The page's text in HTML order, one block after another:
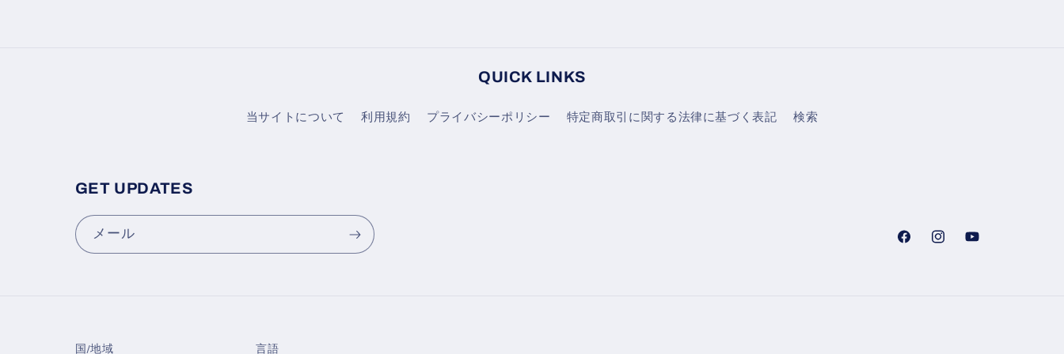
QUICK LINKS
当サイトについて 利用規約 プライバシーポリシー 特定商取引に関する法律に基づく表記 検索
GET UPDATES
メール
FacebookInstagramYouTube
国/地域 言語